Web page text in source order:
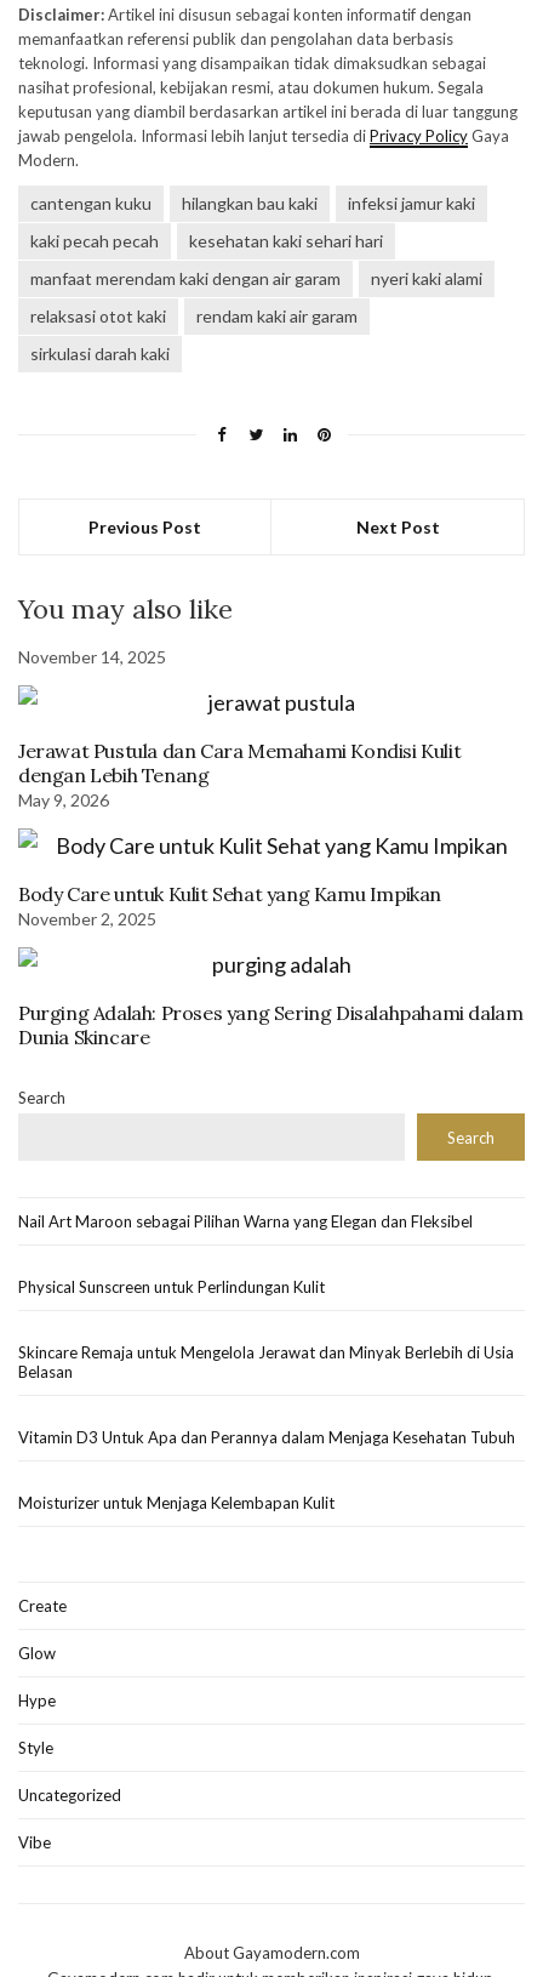
Disclaimer:Artikel ini disusun sebagai konten informatif dengan
memanfaatkan referensi publik dan pengolahan data berbasis
teknologi. Informasi yang disampaikan tidak dimaksudkan sebagai
nasihat profesional, kebijakan resmi, atau dokumen hukum. Segala
keputusan yang diambil berdasarkan artikel ini berada di luar tanggung
jawab pengelola. Informasi lebih lanjut tersedia diPrivacy PolicyGaya
Modern.
cantengan kuku hilangkan bau kaki
infeksi jamur kaki
kaki pecah pecah
kesehatan kaki sehari hari
manfaat merendam kaki dengan air garam
nyeri kaki alami
relaksasi otot kaki
rendam kaki air garam
sirkulasi darah kaki
Previous Post Next Post
You may also like
November 14, 2025
Jerawat Pustula dan Cara Memahami Kondisi Kulit
dengan Lebih Tenang
May 9, 2026
Body Care untuk Kulit Sehat yang Kamu Impikan
November 2, 2025
Purging Adalah: Proses yang Sering Disalahpahami dalam
Dunia Skincare
Search
Search
Nail Art Maroon sebagai Pilihan Warna yang Elegan dan Fleksibel
Physical Sunscreen untuk Perlindungan Kulit
Skincare Remaja untuk Mengelola Jerawat dan Minyak Berlebih di Usia
Belasan
Vitamin D3 Untuk Apa dan Perannya dalam Menjaga Kesehatan Tubuh
Moisturizer untuk Menjaga Kelembapan Kulit
Create
Glow
Hype
Style
Uncategorized
Vibe
About Gayamodern.com